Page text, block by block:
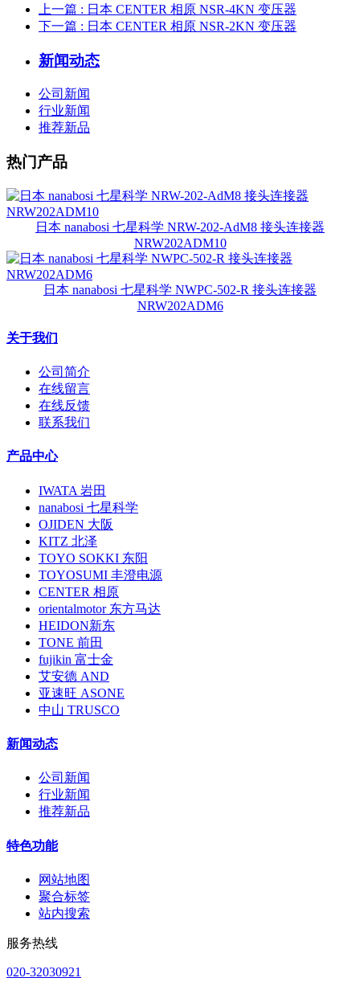
上一篇 : 日本 CENTER 相原 NSR-4KN 变压器
下一篇 : 日本 CENTER 相原 NSR-2KN 变压器
新闻动态
公司新闻
行业新闻
推荐新品
热门产品
日本 nanabosi 七星科学 NRW-202-AdM8 接头连接器
NRW202ADM10
日本 nanabosi 七星科学 NWPC-502-R 接头连接器
NRW202ADM6
关于我们
公司简介
在线留言
在线反馈
联系我们
产品中心
IWATA 岩田
nanabosi 七星科学
OJIDEN 大阪
KITZ 北泽
TOYO SOKKI 东阳
TOYOSUMI 丰澄电源
CENTER 相原
orientalmotor 东方马达
HEIDON新东
TONE 前田
fujikin 富士金
艾安德 AND
亚速旺 ASONE
中山 TRUSCO
新闻动态
公司新闻
行业新闻
推荐新品
特色功能
网站地图
聚合标签
站内搜索
服务热线
020-32030921